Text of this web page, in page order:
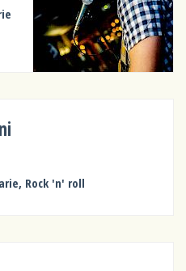
Rock 'n' roll